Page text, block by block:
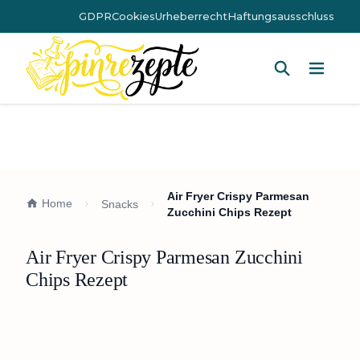
GDPRCookiesUrheberrechtHaftungsausschluss
Home Snacks
Air Fryer Crispy Parmesan
Zucchini Chips Rezept
Air Fryer Crispy Parmesan Zucchini
Chips Rezept